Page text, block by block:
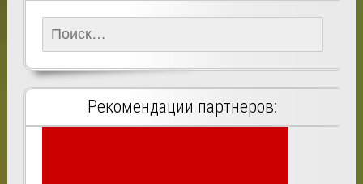
Найти:
Рекомендации партнеров: